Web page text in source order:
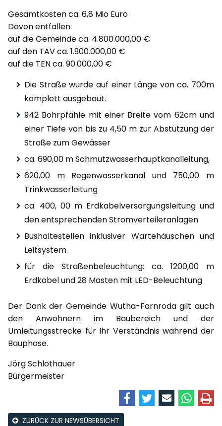
Gesamtkosten ca. 6,8 Mio Euro
Davon entfallen:
auf die Gemeinde ca. 4.800.000,00 €
auf den TAV ca. 1.900.000,00 €
auf die TEN ca. 90.000,00 €
Die Straße wurde auf einer Länge von ca. 700m
komplett ausgebaut.
942 Bohrpfähle mit einer Breite vom 62cm und
einer Tiefe von bis zu 4,50 m zur Abstützung der
Straße zum Gewässer
ca. 690,00 m Schmutzwasserhauptkanalleitung,
620,00 m Regenwasserkanal und 750,00 m
Trinkwasserleitung
ca. 400, 00 m Erdkabelversorgungsleitung und
den entsprechenden Stromverteileranlagen
Bushaltestellen inklusiver Wartehäuschen und
Leitsystem.
für die Straßenbeleuchtung: ca. 1200,00 m
Erdkabel und 28 Masten mit LED-Beleuchtung
Der Dank der Gemeinde Wutha-Farnroda gilt auch
den Anwohnern im Baubereich und der
Umleitungsstrecke für Ihr Verständnis während der
Bauphase.
Jörg Schlothauer
Bürgermeister
ZURÜCK ZUR NEWSÜBERSICHT